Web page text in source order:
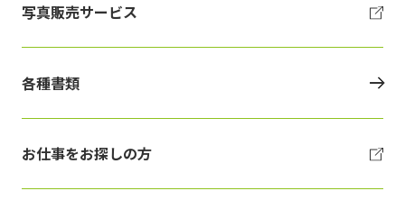
写真販売サービス
各種書類
お仕事をお探しの方